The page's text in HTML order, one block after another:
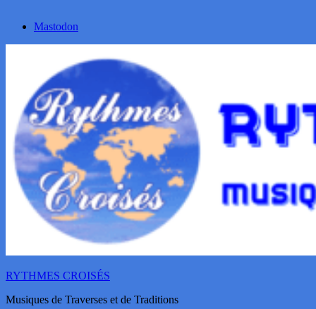
Mastodon
RYTHMES CROISÉS
Musiques de Traverses et de Traditions